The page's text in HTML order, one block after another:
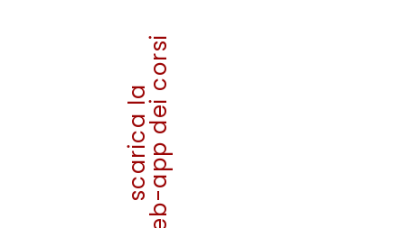
scarica laweb-app dei corsi